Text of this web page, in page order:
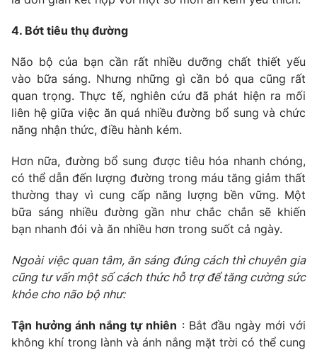
4. Bớt tiêu thụ đường
Não bộ của bạn cần rất nhiều dưỡng chất thiết yếu
vào bữa sáng. Nhưng những gì cần bỏ qua cũng rất
quan trọng. Thực tế, nghiên cứu đã phát hiện ra mối
liên hệ giữa việc ăn quá nhiều đường bổ sung và chức
năng nhận thức, điều hành kém.
Hơn nữa, đường bổ sung được tiêu hóa nhanh chóng,
có thể dẫn đến lượng đường trong máu tăng giảm thất
thường thay vì cung cấp năng lượng bền vững. Một
bữa sáng nhiều đường gần như chắc chắn sẽ khiến
bạn nhanh đói và ăn nhiều hơn trong suốt cả ngày.
Ngoài việc quan tâm, ăn sáng đúng cách thì chuyên gia
cũng tư vấn một số cách thức hỗ trợ để tăng cường sức
khỏe cho não bộ như:
Tận hưởng ánh nắng tự nhiên : Bắt đầu ngày mới với
không khí trong lành và ánh nắng mặt trời có thể cung